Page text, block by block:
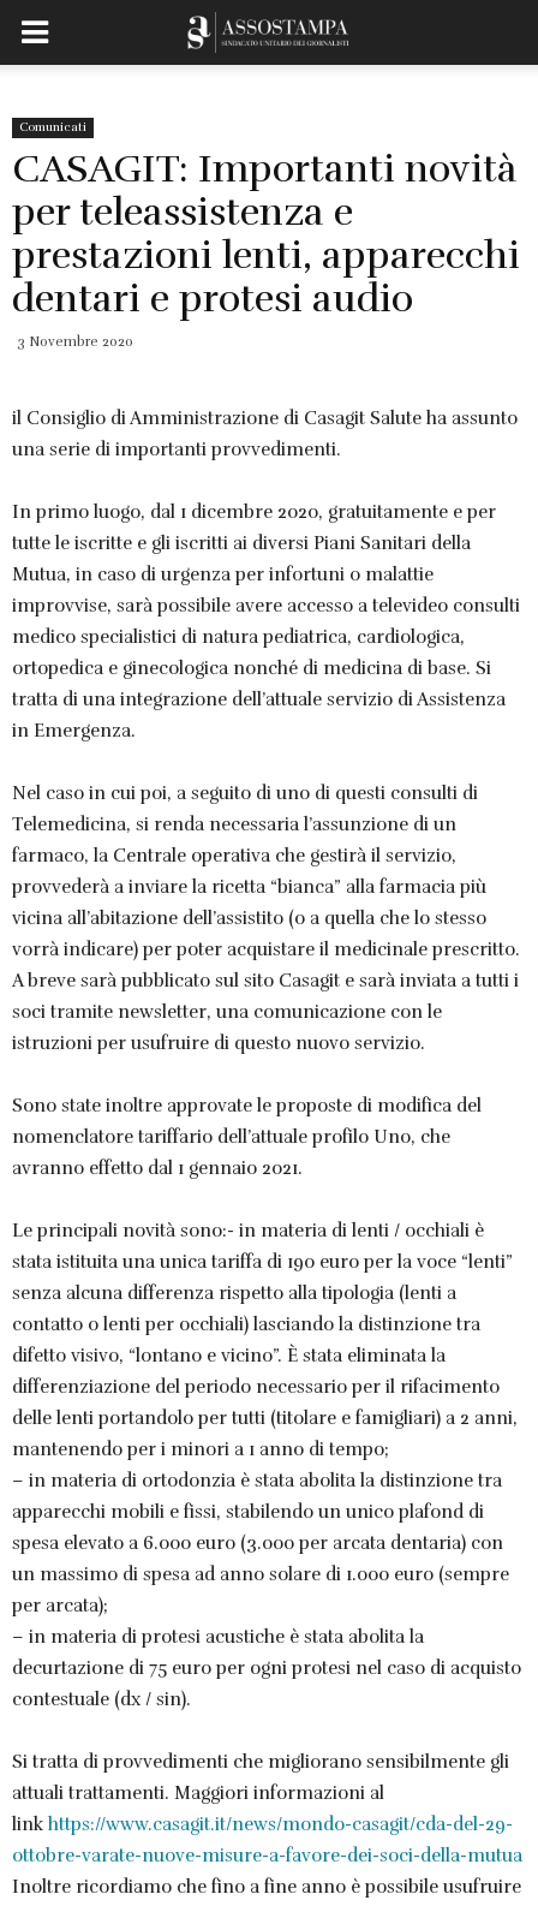
Comunicati
CASAGIT: Importanti novità
per teleassistenza e
prestazioni lenti, apparecchi
dentari e protesi audio
3 Novembre 2020
il Consiglio di Amministrazione di Casagit Salute ha assunto
una serie di importanti provvedimenti.
In primo luogo, dal 1 dicembre 2020, gratuitamente e per
tutte le iscritte e gli iscritti ai diversi Piani Sanitari della
Mutua, in caso di urgenza per infortuni o malattie
improvvise, sarà possibile avere accesso a televideo consulti
medico specialistici di natura pediatrica, cardiologica,
ortopedica e ginecologica nonché di medicina di base. Si
tratta di una integrazione dell’attuale servizio di Assistenza
in Emergenza.
Nel caso in cui poi, a seguito di uno di questi consulti di
Telemedicina, si renda necessaria l’assunzione di un
farmaco, la Centrale operativa che gestirà il servizio,
provvederà a inviare la ricetta “bianca” alla farmacia più
vicina all’abitazione dell’assistito (o a quella che lo stesso
vorrà indicare) per poter acquistare il medicinale prescritto.
A breve sarà pubblicato sul sito Casagit e sarà inviata a tutti i
soci tramite newsletter, una comunicazione con le
istruzioni per usufruire di questo nuovo servizio.
Sono state inoltre approvate le proposte di modifica del
nomenclatore tariffario dell’attuale profilo Uno, che
avranno effetto dal 1 gennaio 2021.
Le principali novità sono:- in materia di lenti / occhiali è
stata istituita una unica tariffa di 190 euro per la voce “lenti”
senza alcuna differenza rispetto alla tipologia (lenti a
contatto o lenti per occhiali) lasciando la distinzione tra
difetto visivo, “lontano e vicino”. È stata eliminata la
differenziazione del periodo necessario per il rifacimento
delle lenti portandolo per tutti (titolare e famigliari) a 2 anni,
mantenendo per i minori a 1 anno di tempo;
– in materia di ortodonzia è stata abolita la distinzione tra
apparecchi mobili e fissi, stabilendo un unico plafond di
spesa elevato a 6.000 euro (3.000 per arcata dentaria) con
un massimo di spesa ad anno solare di 1.000 euro (sempre
per arcata);
– in materia di protesi acustiche è stata abolita la
decurtazione di 75 euro per ogni protesi nel caso di acquisto
contestuale (dx / sin).
Si tratta di provvedimenti che migliorano sensibilmente gli
attuali trattamenti. Maggiori informazioni al
linkhttps://www.casagit.it/news/mondo-casagit/cda-del-29-
ottobre-varate-nuove-misure-a-favore-dei-soci-della-mutua
Inoltre ricordiamo che fino a fine anno è possibile usufruire